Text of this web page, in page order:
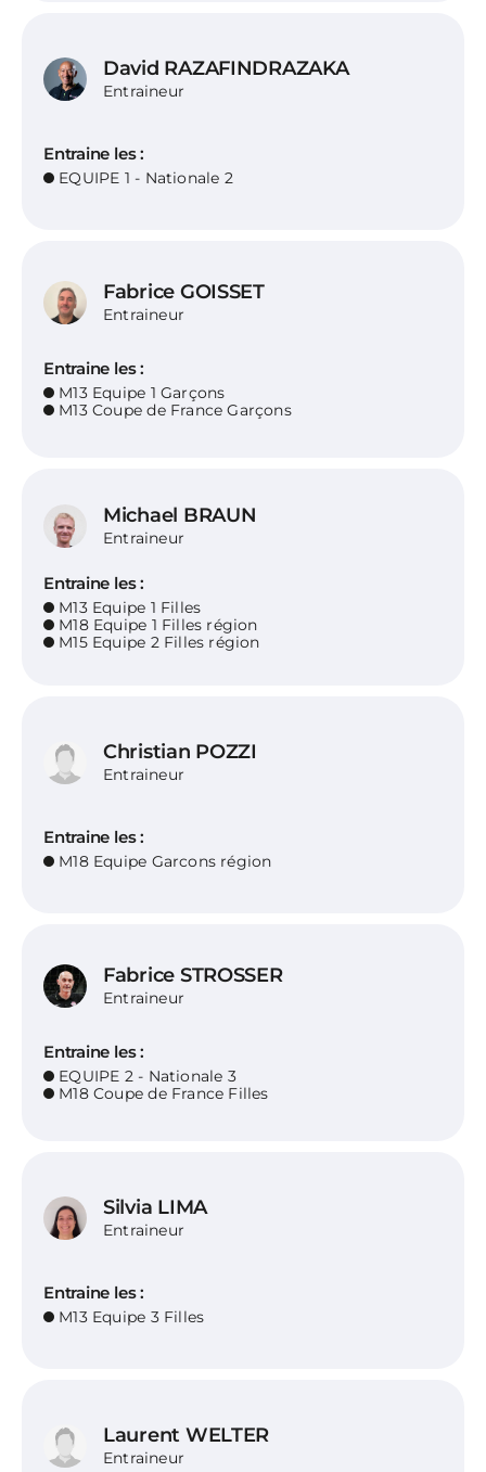
David RAZAFINDRAZAKA
Entraineur
Entraine les :
EQUIPE 1 - Nationale 2
Fabrice GOISSET
Entraineur
Entraine les :
M13 Equipe 1 Garçons
M13 Coupe de France Garçons
Michael BRAUN
Entraineur
Entraine les :
M13 Equipe 1 Filles
M18 Equipe 1 Filles région
M15 Equipe 2 Filles région
Christian POZZI
Entraineur
Entraine les :
M18 Equipe Garcons région
Fabrice STROSSER
Entraineur
Entraine les :
EQUIPE 2 - Nationale 3
M18 Coupe de France Filles
Silvia LIMA
Entraineur
Entraine les :
M13 Equipe 3 Filles
Laurent WELTER
Entraineur